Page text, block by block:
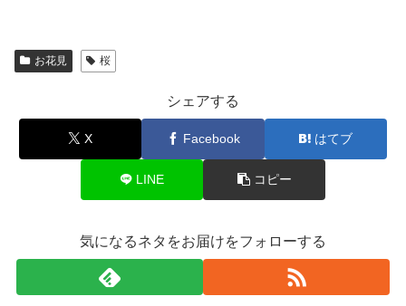
お花見 桜
シェアする
X Facebook はてブ
LINE コピー
気になるネタをお届けをフォローする